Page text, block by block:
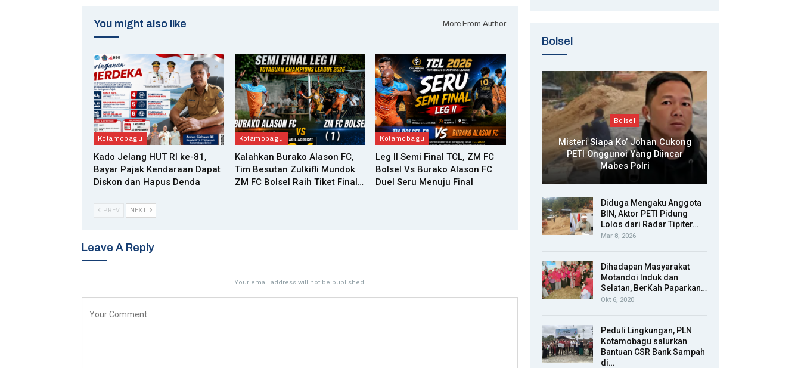
You might also like More From Author
Kotamobagu
Kado Jelang HUT RI ke-81,
Bayar Pajak Kendaraan Dapat
Diskon dan Hapus Denda
Kotamobagu
Kalahkan Burako Alason FC,
Tim Besutan Zulkifli Mundok
ZM FC Bolsel Raih Tiket Final…
Kotamobagu
Leg II Semi Final TCL, ZM FC
Bolsel Vs Burako Alason FC
Duel Seru Menuju Final
PREV NEXT
Leave A Reply
Your email address will not be published.
Bolsel
Bolsel
Misteri Siapa Ko’ Johan Cukong
PETI Onggunoi Yang Diincar
Mabes Polri
Diduga Mengaku Anggota
BIN, Aktor PETI Pidung
Lolos dari Radar Tipiter…
Mar 8, 2026
Dihadapan Masyarakat
Motandoi Induk dan
Selatan, BerKah Paparkan…
Okt 6, 2020
Peduli Lingkungan, PLN
Kotamobagu salurkan
Bantuan CSR Bank Sampah
di…